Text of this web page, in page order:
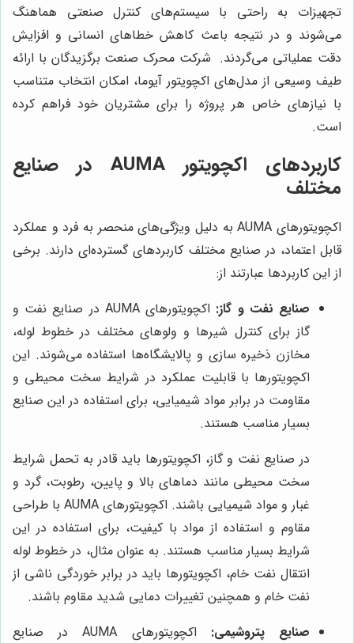
تجهیزات به راحتی با سیستم‌های کنترل صنعتی هماهنگ
می‌شوند و در نتیجه باعث کاهش خطاهای انسانی و افزایش
دقت عملیاتی می‌گردند. شرکت محرک صنعت برگزیدگان با ارائه
طیف وسیعی از مدل‌های اکچویتور آیوما، امکان انتخاب متناسب
با نیازهای خاص هر پروژه را برای مشتریان خود فراهم کرده
است.
کاربردهای اکچویتور AUMA در صنایع
مختلف
اکچویتورهای AUMA به دلیل ویژگی‌های منحصر به فرد و عملکرد
قابل اعتماد، در صنایع مختلف کاربردهای گسترده‌ای دارند. برخی
از این کاربردها عبارتند از:
صنایع نفت و گاز:
اکچویتورهای AUMA در صنایع نفت و
گاز برای کنترل شیرها و ولوهای مختلف در خطوط لوله،
مخازن ذخیره سازی و پالایشگاه‌ها استفاده می‌شوند. این
اکچویتورها با قابلیت عملکرد در شرایط سخت محیطی و
مقاومت در برابر مواد شیمیایی، برای استفاده در این صنایع
بسیار مناسب هستند.
در صنایع نفت و گاز، اکچویتورها باید قادر به تحمل شرایط
سخت محیطی مانند دماهای بالا و پایین، رطوبت، گرد و
غبار و مواد شیمیایی باشند. اکچویتورهای AUMA با طراحی
مقاوم و استفاده از مواد با کیفیت، برای استفاده در این
شرایط بسیار مناسب هستند. به عنوان مثال، در خطوط لوله
انتقال نفت خام، اکچویتورها باید در برابر خوردگی ناشی از
نفت خام و همچنین تغییرات دمایی شدید مقاوم باشند.
صنایع پتروشیمی:
اکچویتورهای AUMA در صنایع